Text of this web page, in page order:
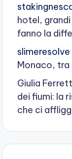
hotel,
fanno la
slimeresolve
Monaco,
Giulia
dei fiumi: la
che ci